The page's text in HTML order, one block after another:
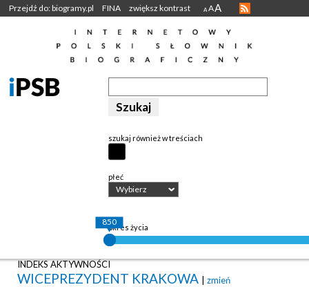
Przejdź do: biogramy.pl FINA zwiększ kontrast A AA
szukaj również w treściach
płeć
Wybierz
okres życia
850
INDEKS AKTYWNOŚCI
WICEPREZYDENT KRAKOWA | zmień